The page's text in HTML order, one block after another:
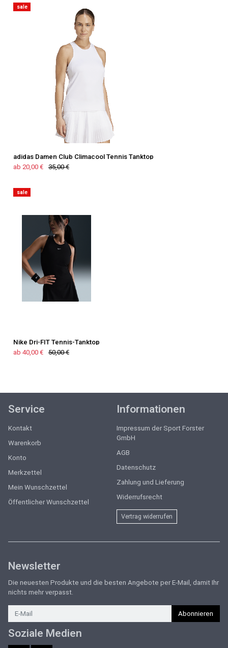
sale
adidas Damen Club Climacool Tennis Tanktop
ab 20,00 €
35,00 €
sale
Nike Dri-FIT Tennis-Tanktop
ab 40,00 €
50,00 €
Service
Kontakt
Warenkorb
Konto
Merkzettel
Mein Wunschzettel
Öffentlicher Wunschzettel
Informationen
Impressum der Sport Forster
GmbH
AGB
Datenschutz
Zahlung und Lieferung
Widerrufsrecht
Vertrag widerrufen
Newsletter
Die neuesten Produkte und die besten Angebote per E-Mail, damit Ihr
nichts mehr verpasst.
Newsletter
Abonnieren
Soziale Medien